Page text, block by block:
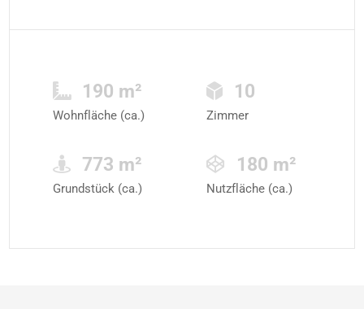
190 m²
Wohnfläche (ca.)
10
Zimmer
773 m²
Grundstück (ca.)
180 m²
Nutzfläche (ca.)